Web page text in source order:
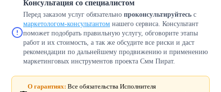
Консультация со специалистом
Перед заказом услуг обязательно проконсультируйтесь с
маркетологом-консультантом нашего сервиса. Консультант
поможет подобрать правильную услугу, обговорите этапы
работ и их стоимость, а так же обсудите все риски и даст
рекомендации по дальнейшему продвижению и применению
маркетинговых инструментов проекта Смм Пират.
О гарантиях: Все обязательства Исполнителя